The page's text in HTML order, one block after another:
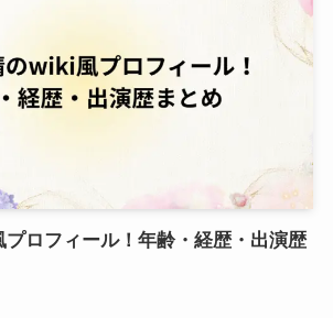
ロフィール！年齢・経歴・出演歴